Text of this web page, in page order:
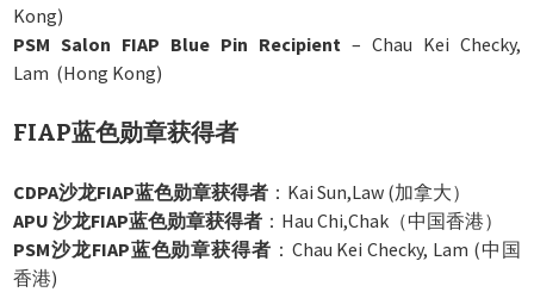
Kong)
PSM Salon FIAP Blue Pin Recipient– Chau Kei Checky,
Lam (Hong Kong)
FIAP蓝色勋章获得者
CDPA沙龙FIAP蓝色勋章获得者 ：Kai Sun,Law (加拿大）
APU 沙龙FIAP蓝色勋章获得者 ：Hau Chi,Chak（中国香港）
PSM沙龙FIAP蓝色勋章获得者 ：Chau Kei Checky, Lam (中国
香港)